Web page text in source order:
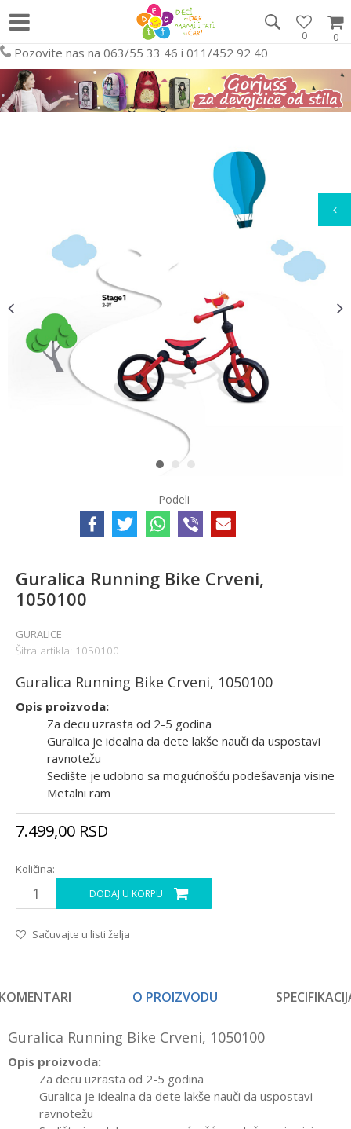
0
0
Pozovite nas na 063/55 33 46 i 011/452 92 40
1 2 3
Podeli
Guralica Running Bike Crveni,
1050100
GURALICE
Šifra artikla: 1050100
Guralica Running Bike Crveni, 1050100
Opis proizvoda:
Za decu uzrasta od 2-5 godina
Guralica je idealna da dete lakše nauči da uspostavi
ravnotežu
Sedište je udobno sa mogućnošću podešavanja visine
Metalni ram
7.499,00 RSD
Količina:
DODAJ U KORPU
Sačuvajte u listi želja
O PROIZVODU
Guralica Running Bike Crveni, 1050100
Opis proizvoda:
Za decu uzrasta od 2-5 godina
Guralica je idealna da dete lakše nauči da uspostavi
ravnotežu